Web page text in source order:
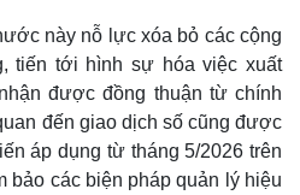
Multimedia
Video
này nỗ lực xóa bỏ các cộng
tiến tới hình sự hóa việc xuất
được đồng thuận từ chính
đến giao dịch số cũng được
áp dụng từ tháng 5/2026 trên
bảo các biện pháp quản lý hiệu